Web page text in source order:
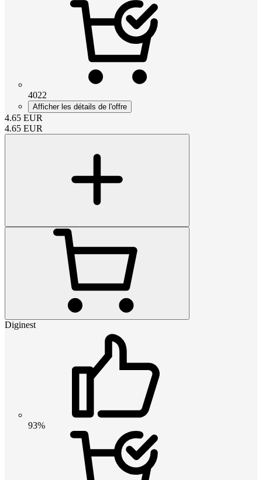
4022
Afficher les détails de l'offre
4.65 EUR
4.65 EUR
Diginest
93%